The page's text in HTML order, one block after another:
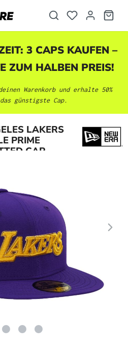
3 CAPS KAUFEN –
ZUM HALBEN PREIS!
Warenkorb und erhalte 50%
günstigste Cap.
LAKERS
PRIME
CAP